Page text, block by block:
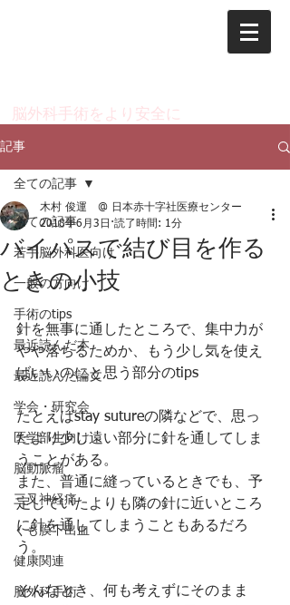
​脳外科手術をより安全に
記事
全ての記事
若手脳外科医向け
一般の方向け
手術のtips
最近読んだ本
最近読んだ論文
学会・研究会
医学部生向け
脳動脈瘤
三叉神経痛
くも膜下出血
健康関連
脳外科手術
全ての記事
バイパスで結び目を作る
ときの小技
木村 俊運 @ 日本赤十字社医療センター
2018年6月3日 読了時間: 1分
針を無事に通したところで、集中力が
やや落ちるためか、もう少し気を使え
ばいいのにと思う部分のtips
たとえばstay sutureの隣などで、思っ
たより少し遠い部分に針を通してしま
うことがある。
また、普通に縫っているときでも、予
定していたよりも隣の針に近いところ
に針を通してしまうこともあるだろ
う。
そんなとき、何も考えずにそのまま